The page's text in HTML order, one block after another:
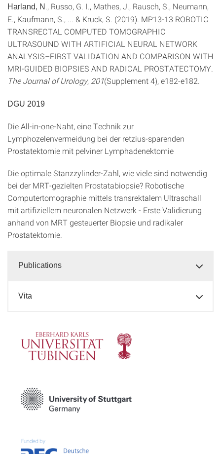
Harland, N ., Russo, G. I., Mathes, J., Rausch, S., Neumann,
E., Kaufmann, S., ... & Kruck, S. (2019). MP13-13 ROBOTIC
TRANSRECTAL COMPUTED TOMOGRAPHIC
ULTRASOUND WITH ARTIFICIAL NEURAL NETWORK
ANALYSIS–FIRST VALIDATION AND COMPARISON WITH
MRI-GUIDED BIOPSIES AND RADICAL PROSTATECTOMY.
The Journal of Urology, 201(Supplement 4), e182-e182.
DGU 2019
Die All-in-one-Naht, eine Technik zur
Lymphozelenvermeidung bei der retzius-sparenden
Prostatektomie mit pelviner Lymphadenektomie
Die optimale Stanzzylinder-Zahl, wie viele sind notwendig
bei der MRT-gezielten Prostatabiopsie? Robotische
Computertomographie mittels transrektalem Ultraschall
mit artifiziellem neuronalen Netzwerk - Erste Validierung
anhand von MRT gesteuerter Biopsie und radikaler
Prostatektomie.
Publications
Vita